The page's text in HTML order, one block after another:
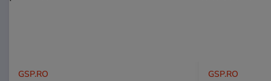
GSP.RO GSP.RO